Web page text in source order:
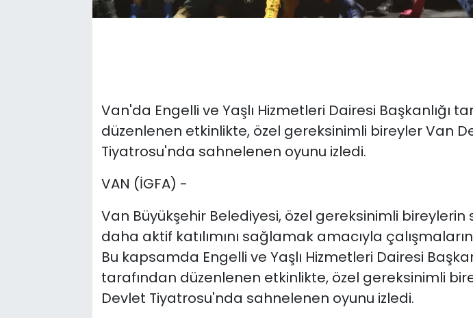
Van'da Engelli ve Yaşlı Hizmetleri Dairesi Başkanlığı
düzenlenen etkinlikte, özel gereksinimli bireyler Van
Tiyatrosu'nda sahnelenen oyunu izledi.
VAN (İGFA) -
Van Büyükşehir Belediyesi, özel gereksinimli
daha aktif katılımını sağlamak amacıyla
Bu kapsamda Engelli ve Yaşlı Hizmetleri Dairesi
tarafından düzenlenen etkinlikte, özel gereksinimli
Devlet Tiyatrosu'nda sahnelenen oyunu izledi.